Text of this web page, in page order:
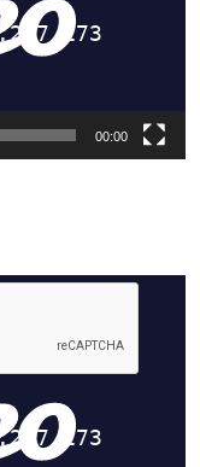
00:00